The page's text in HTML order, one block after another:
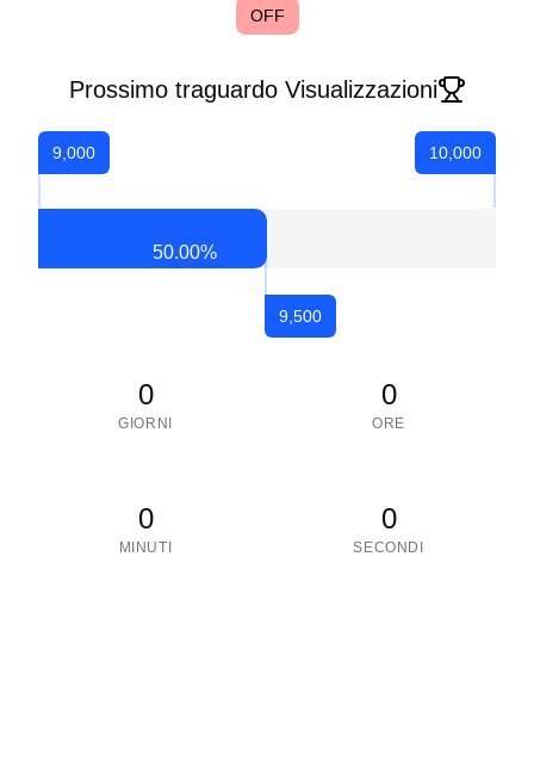
OFF
Prossimo traguardo Visualizzazioni
9,000
50.00%
9,500
10,000
0
GIORNI
0
ORE
0
MINUTI
0
SECONDI